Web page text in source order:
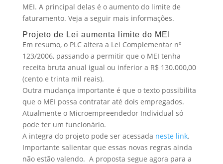
MEI. A principal delas é o aumento do limite de
faturamento. Veja a seguir mais informações.
Projeto de Lei aumenta limite do MEI
Em resumo, o PLC altera a Lei Complementar nº
123/2006, passando a permitir que o MEI tenha
receita bruta anual igual ou inferior a R$ 130.000,00
(cento e trinta mil reais).
Outra mudança importante é que o texto possibilita
que o MEI possa contratar até dois empregados.
Atualmente o Microempreendedor Individual só
pode ter um funcionário.
A integra do projeto pode ser acessada neste link.
Importante salientar que essas novas regras ainda
não estão valendo. A proposta segue agora para a